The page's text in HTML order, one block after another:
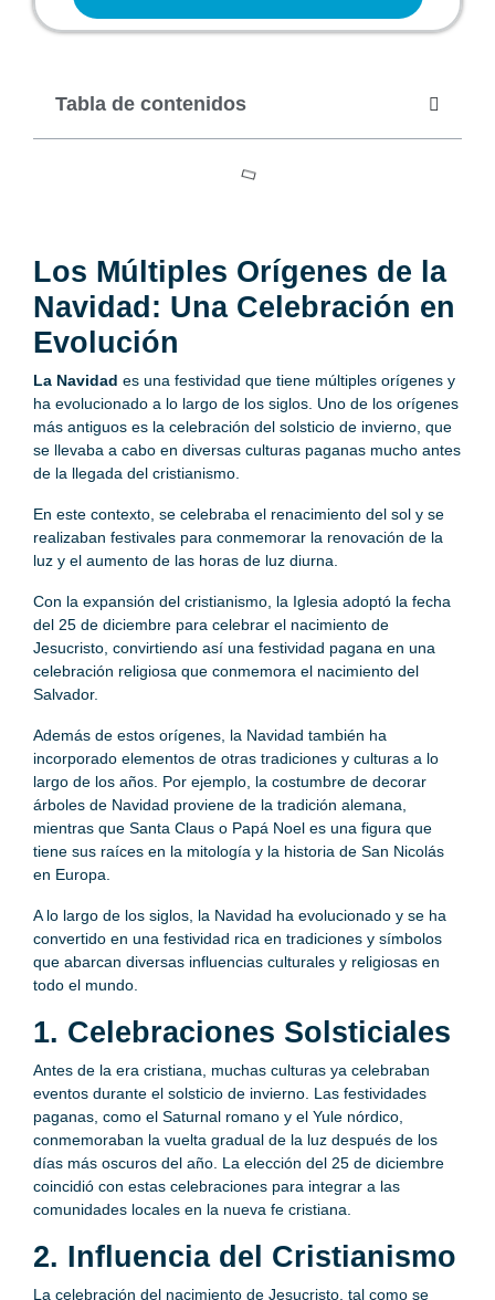
Los Múltiples Orígenes de la
Navidad: Una Celebración en
Evolución
La Navidad es una festividad que tiene múltiples orígenes y
ha evolucionado a lo largo de los siglos. Uno de los orígenes
más antiguos es la celebración del solsticio de invierno, que
se llevaba a cabo en diversas culturas paganas mucho antes
de la llegada del cristianismo.
En este contexto, se celebraba el renacimiento del sol y se
realizaban festivales para conmemorar la renovación de la
luz y el aumento de las horas de luz diurna.
Con la expansión del cristianismo, la Iglesia adoptó la fecha
del 25 de diciembre para celebrar el nacimiento de
Jesucristo, convirtiendo así una festividad pagana en una
celebración religiosa que conmemora el nacimiento del
Salvador.
Además de estos orígenes, la Navidad también ha
incorporado elementos de otras tradiciones y culturas a lo
largo de los años. Por ejemplo, la costumbre de decorar
árboles de Navidad proviene de la tradición alemana,
mientras que Santa Claus o Papá Noel es una figura que
tiene sus raíces en la mitología y la historia de San Nicolás
en Europa.
A lo largo de los siglos, la Navidad ha evolucionado y se ha
convertido en una festividad rica en tradiciones y símbolos
que abarcan diversas influencias culturales y religiosas en
todo el mundo.
1. Celebraciones Solsticiales
Antes de la era cristiana, muchas culturas ya celebraban
eventos durante el solsticio de invierno. Las festividades
paganas, como el Saturnal romano y el Yule nórdico,
conmemoraban la vuelta gradual de la luz después de los
días más oscuros del año. La elección del 25 de diciembre
coincidió con estas celebraciones para integrar a las
comunidades locales en la nueva fe cristiana.
2. Influencia del Cristianismo
La celebración del nacimiento de Jesucristo, tal como se
Tabla de contenidos